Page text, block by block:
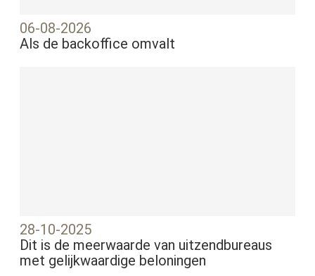
06-08-2026
Als de backoffice omvalt
28-10-2025
Dit is de meerwaarde van uitzendbureaus
met gelijkwaardige beloningen